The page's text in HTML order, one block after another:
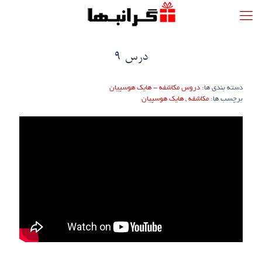
درس 9
دسته بندی ها: دروس مکاشفه - هایک هوسپیان
برچسب ها: مکاشفه , هایک هوسپیان